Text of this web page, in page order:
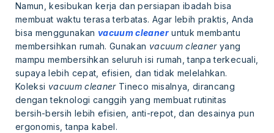
Namun, kesibukan kerja dan persiapan ibadah bisa
membuat waktu terasa terbatas. Agar lebih praktis, Anda
bisa menggunakan vacuum cleaneruntuk membantu
membersihkan rumah. Gunakan vacuum cleaneryang
mampu membersihkan seluruh isi rumah, tanpa terkecuali,
supaya lebih cepat, efisien, dan tidak melelahkan.
Koleksi vacuum cleanerTineco misalnya, dirancang
dengan teknologi canggih yang membuat rutinitas
bersih-bersih lebih efisien, anti-repot, dan desainya pun
ergonomis, tanpa kabel.